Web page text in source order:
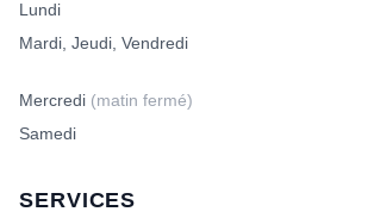
Lundi
Mardi, Jeudi, Vendredi
Mercredi (matin fermé)
Samedi
SERVICES